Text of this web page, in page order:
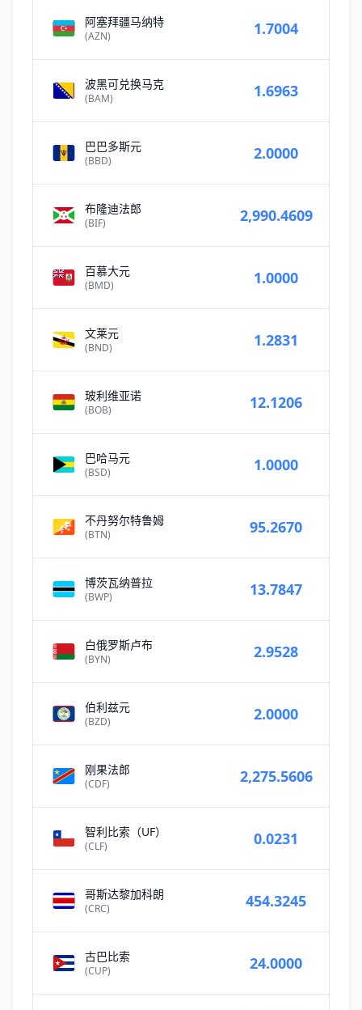
阿塞拜疆马纳特
(AZN) 1.7004
波黑可兑换马克
(BAM) 1.6963
巴巴多斯元
(BBD) 2.0000
布隆迪法郎
(BIF) 2,990.4609
百慕大元
(BMD) 1.0000
文莱元
(BND) 1.2831
玻利维亚诺
(BOB) 12.1206
巴哈马元
(BSD) 1.0000
不丹努尔特鲁姆
(BTN) 95.2670
博茨瓦纳普拉
(BWP) 13.7847
白俄罗斯卢布
(BYN) 2.9528
伯利兹元
(BZD) 2.0000
刚果法郎
(CDF) 2,275.5606
智利比索（UF）
(CLF) 0.0231
哥斯达黎加科朗
(CRC) 454.3245
古巴比索
(CUP) 24.0000